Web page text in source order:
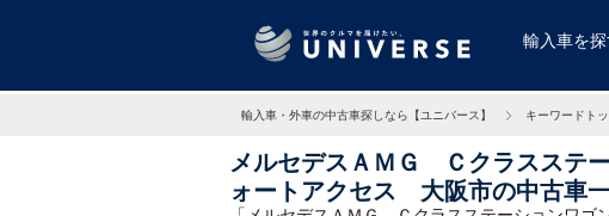
輸入車を探
輸入車・外車の中古車探しなら【ユニバース】 キーワードト
メルセデスＡＭＧ Ｃクラスス
ォートアクセス 大阪市の中古車